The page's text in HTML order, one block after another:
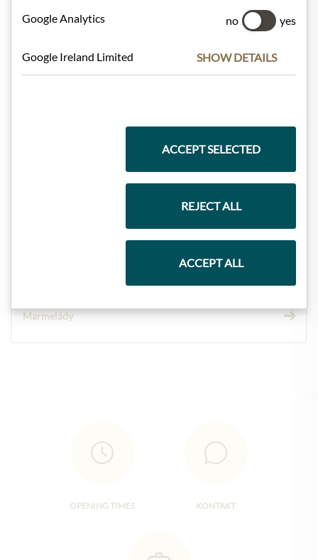
Dárkové koše
Marmelády
OPENING TIMES KONTAKT
Google Analytics no yes
Google Ireland Limited SHOW DETAILS
ACCEPT SELECTED
REJECT ALL
ACCEPT ALL